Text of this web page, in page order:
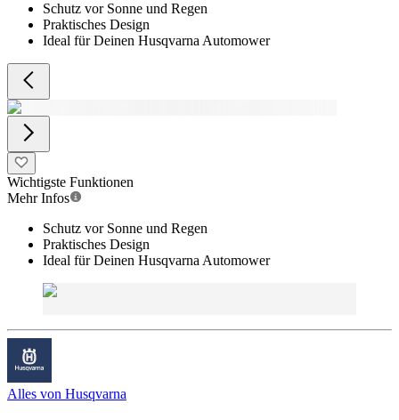
Schutz vor Sonne und Regen
Praktisches Design
Ideal für Deinen Husqvarna Automower
Wichtigste Funktionen
Mehr Infos
Schutz vor Sonne und Regen
Praktisches Design
Ideal für Deinen Husqvarna Automower
Alles von Husqvarna